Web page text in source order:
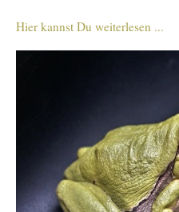
Hier kannst Du weiterlesen ...